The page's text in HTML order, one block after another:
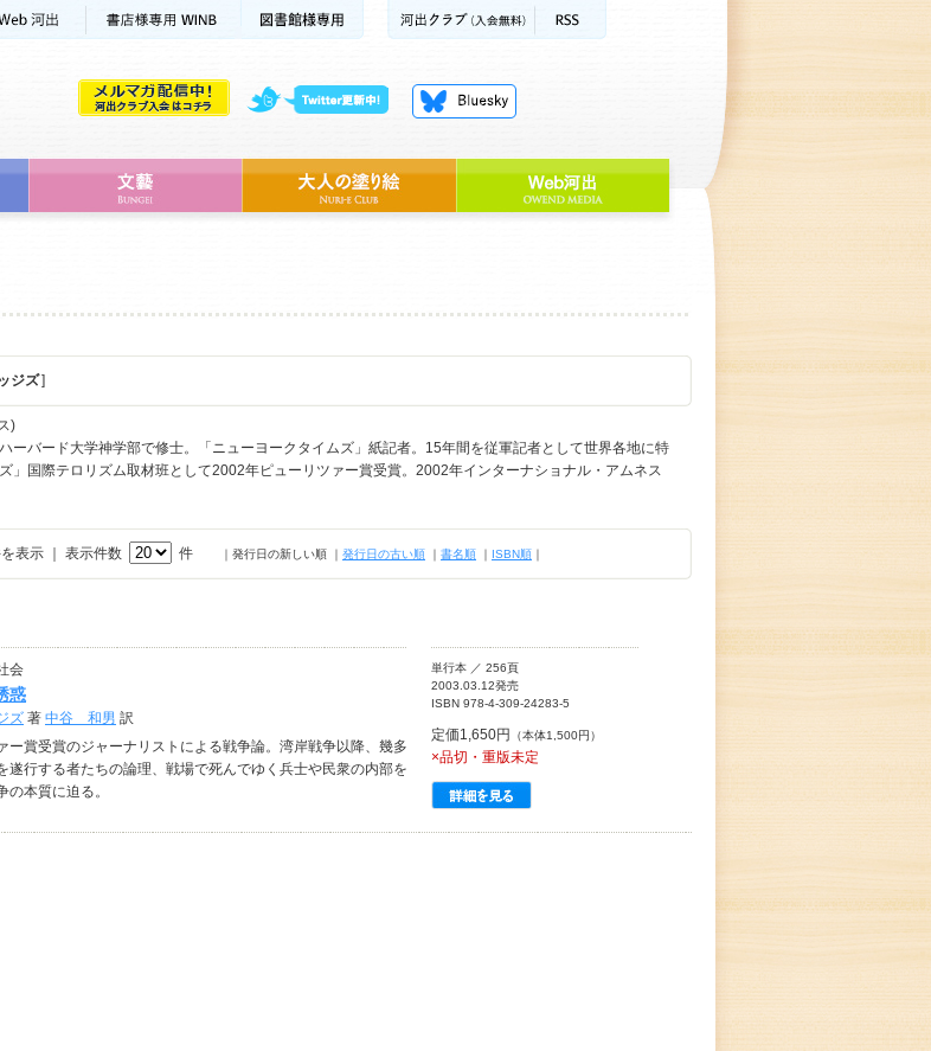
ジズ]
)
ーバード大学神学部で修士。「ニューヨークタイムズ」紙記者。15年間を従軍記者として世界各地に特
」国際テロリズム取材班として2002年ピューリツァー賞受賞。2002年インターナショナル・アムネス
表示 ｜ 表示件数 件 ｜発行日の新しい順 ｜ 発行日の古い順 ｜ 書名順 ｜ ISBN順 ｜
会
惑
ズ 著 中谷 和男 訳
ー賞受賞のジャーナリストによる戦争論。湾岸戦争以降、幾多
遂行する者たちの論理、戦場で死んでゆく兵士や民衆の内部を
の本質に迫る。
単行本 ／ 256頁
2003.03.12発売
ISBN 978-4-309-24283-5
定価1,650円 （本体1,500円）
×品切・重版未定